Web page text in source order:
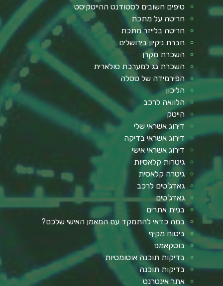
טיפים חשובים לסטודנט ההייטקיסט
חריטה על מתכת
חריטה בלייזר מתכת
חברת ניקיון בירושלים
השכרת מקרן
השכרת גג למערכת סולארית
הפירמידה של טסלה
הליכון
הלוואה לרכב
הייטק
דירוג אשראי שלי
דירוג אשראי בדיקה
דירוג אשראי אישי
גיטרות קלאסיות
גיטרה קלאסית
גאדג'טים לרכב
גאדג'טים
בניית אתרים
במה כדאי להתמקד עם המאמן האישי שלכם?
ביטוח מקיף
בוטקאמפ
בדיקות תוכנה אוטומטיות
בדיקות תוכנה
אתר אינטרנט